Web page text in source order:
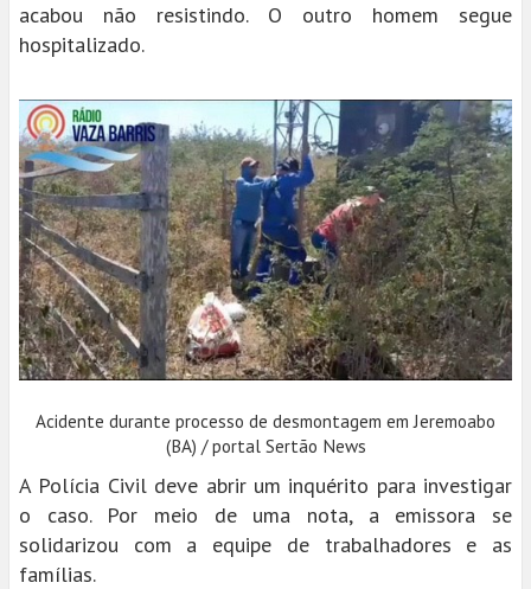
acabou não resistindo. O outro homem segue
hospitalizado.
Acidente durante processo de desmontagem em Jeremoabo
(BA) / portal Sertão News
A Polícia Civil deve abrir um inquérito para investigar
o caso. Por meio de uma nota, a emissora se
solidarizou com a equipe de trabalhadores e as
famílias.